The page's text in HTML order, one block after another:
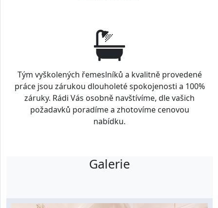
Tým vyškolených řemeslníků a kvalitně provedené
práce jsou zárukou dlouholeté spokojenosti a 100%
záruky. Rádi Vás osobně navštívíme, dle vašich
požadavků poradíme a zhotovíme cenovou
nabídku.
Galerie